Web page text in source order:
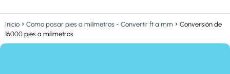
Inicio Como pasar pies a milímetros - Convertir ft a mm
Conversión de
16000 pies a milimetros